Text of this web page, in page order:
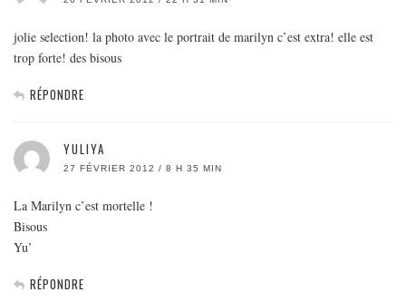
jolie selection! la photo avec le portrait de marilyn c’est extra! elle est
trop forte! des bisous
RÉPONDRE
YULIYA
27 FÉVRIER 2012 / 8 H 35 MIN
La Marilyn c’est mortelle !
Bisous
Yu’
RÉPONDRE